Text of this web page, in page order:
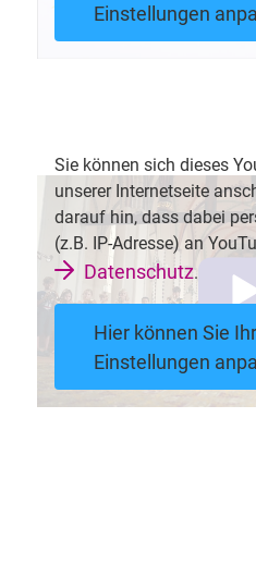
Einstellungen
Sie können sich dieses
unserer Internetseite
darauf hin, dass dabei
(z.B. IP-Adresse) an
Datenschutz.
Hier können Sie
Einstellungen